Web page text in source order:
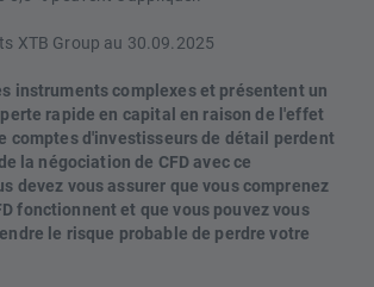
XTB Group au 30.09.2025
instruments complexes et présentent un
rapide en capital en raison de l'effet
comptes d'investisseurs de détail perdent
la négociation de CFD avec ce
devez vous assurer que vous comprenez
fonctionnent et que vous pouvez vous
le risque probable de perdre votre